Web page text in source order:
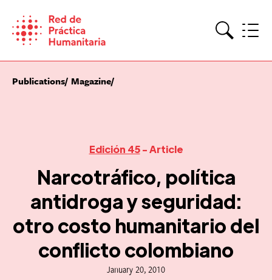
content
Publications Magazine
Edición 45- Article
Narcotráfico, política
antidroga y seguridad:
otro costo humanitario del
conflicto colombiano
January 20, 2010